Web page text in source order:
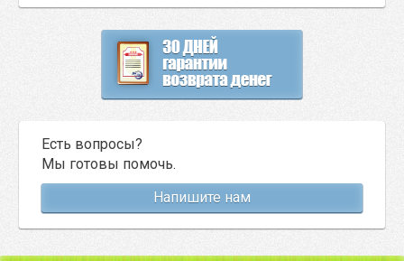
Есть вопросы?
Мы готовы помочь.
Напишите нам